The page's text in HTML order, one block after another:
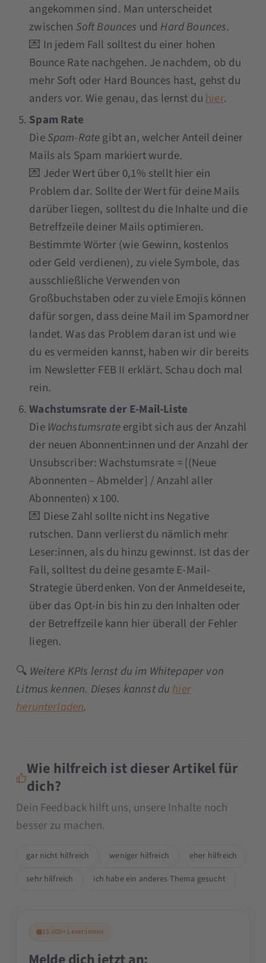
angekommen sind. Man unterscheidet
zwischen Soft Bounces und Hard Bounces.
💌 In jedem Fall solltest du einer hohen
Bounce Rate nachgehen. Je nachdem, ob du
mehr Soft oder Hard Bounces hast, gehst du
anders vor. Wie genau, das lernst duhier.
Spam Rate
DieSpam-Rategibt an, welcher Anteil deiner
Mails als Spam markiert wurde.
💌 Jeder Wert über 0,1% stellt hier ein
Problem dar. Sollte der Wert für deine Mails
darüber liegen, solltest du die Inhalte und die
Betreffzeile deiner Mails optimieren.
Bestimmte Wörter (wie Gewinn, kostenlos
oder Geld verdienen), zu viele Symbole, das
ausschließliche Verwenden von
Großbuchstaben oder zu viele Emojis können
dafür sorgen, dass deine Mail im Spamordner
landet. Was das Problem daran ist und wie
du es vermeiden kannst, haben wir dir bereits
im Newsletter FEB II erklärt. Schau doch mal
rein.
Wachstumsrate der E-Mail-Liste
Die Wachstumsrateergibt sich aus der Anzahl
der neuen Abonnent:innen und der Anzahl der
Unsubscriber: Wachstumsrate = [(Neue
Abonnenten – Abmelder] / Anzahl aller
Abonnenten) x 100.
💌 Diese Zahl sollte nicht ins Negative
rutschen. Dann verlierst du nämlich mehr
Leser:innen, als du hinzu gewinnst. Ist das der
Fall, solltest du deine gesamte E-Mail-
Strategie überdenken. Von der Anmeldeseite,
über das Opt-in bis hin zu den Inhalten oder
der Betreffzeile kann hier überall der Fehler
liegen.
🔍 Weitere KPIs lernst du im Whitepaper von
Litmus kennen. Dieses kannst duhier
herunterladen.
Wie hilfreich ist dieser Artikel für
dich?
Dein Feedback hilft uns, unsere Inhalte noch
besser zu machen.
gar nicht hilfreich weniger hilfreich
eher hilfreich
sehr hilfreich
ich habe ein anderes Thema gesucht
15.000+ Leser:innen